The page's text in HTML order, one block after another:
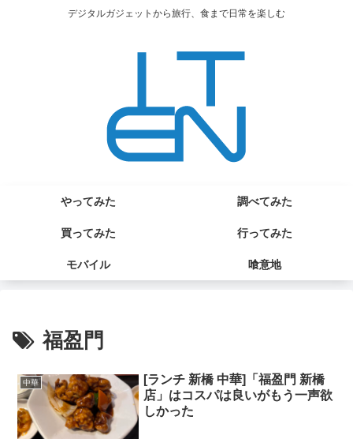
デジタルガジェットから旅行、食まで日常を楽しむ
やってみた 調べてみた
買ってみた 行ってみた
モバイル 喰意地
福盈門
中華
[ランチ 新橋 中華]「福盈門 新橋
店」はコスパは良いがもう一声欲
しかった